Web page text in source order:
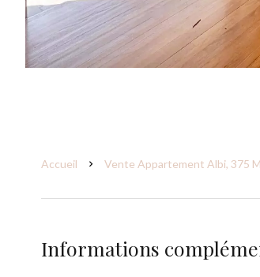
Accueil Vente Appartement Albi, 375
Informations